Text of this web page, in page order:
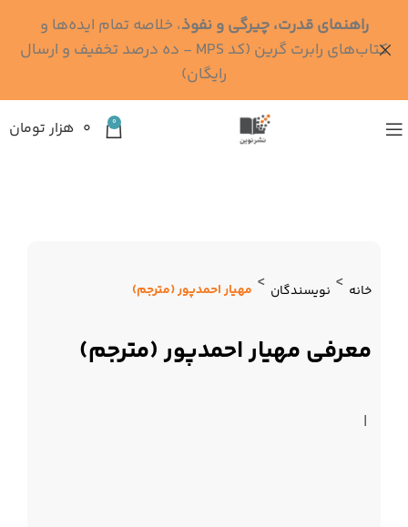
0 ۰ هزار تومان
خانه > نویسندگان > مهیار احمدپور (مترجم)
معرفی مهیار احمدپور (مترجم)
|
راهنمای قدرت، چیرگی و نفوذ، خلاصه تمام ایده‌ها و
کتاب‌های رابرت گرین (کد MPS - ده درصد تخفیف و ارسال
رایگان)